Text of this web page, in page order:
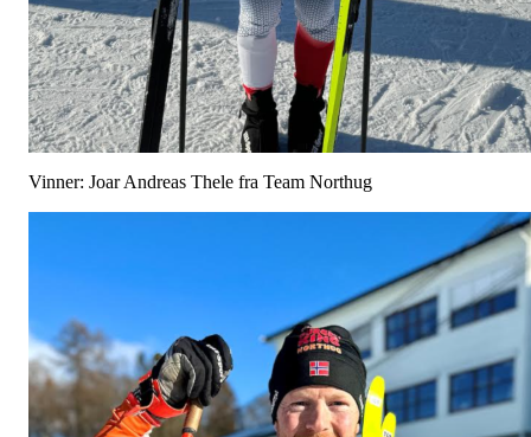
Vinner: Joar Andreas Thele fra Team Northug